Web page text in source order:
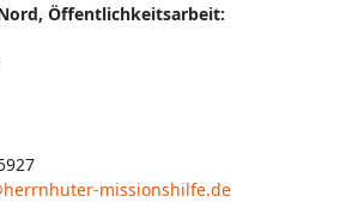
Öffentlichkeitsarbeit:
missionshilfe.de